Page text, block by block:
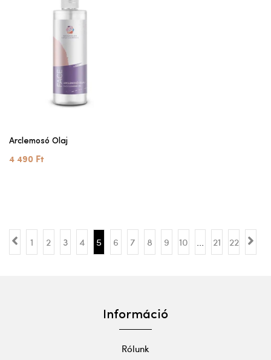
Arclemosó Olaj
4 490 Ft
1 2 3 4 5 6 7 8 9 10 21 22
Információ
Rólunk